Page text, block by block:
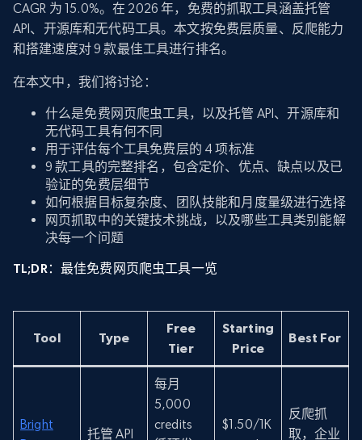
CAGR 为 15.0%。在 2026 年，免费的抓取工具涵盖托管
API、开源库和无代码工具。本文按免费层质量、反爬能力
和搭建速度对 9 款最佳工具进行排名。
在本文中，我们将讨论：
什么是免费网页爬虫工具，以及托管 API、开源库和
无代码工具有何不同
用于评估每个工具免费层的 4 项标准
9 款工具的完整排名，包含定价、优点、缺点以及已
验证的免费层细节
如何根据目标复杂度、团队技能和月度量级进行选择
网页抓取中的关键技术挑战，以及哪些工具类别能解
决每一个问题
TL;DR：最佳免费网页爬虫工具一览
Tool Type
Free
Tier
Starting
Price
Best For
Bright
托管 API
每月
5,000
credits
$1.50/1K
反爬抓
取，企业